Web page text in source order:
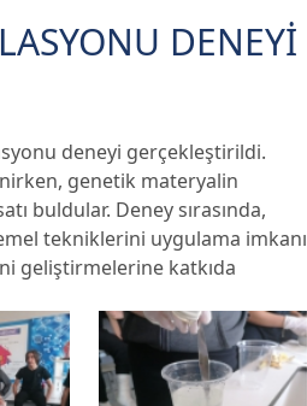
DENEYİ
deneyi gerçekleştirildi.
genetik materyalin
buldular. Deney sırasında,
tekniklerini uygulama imkanı
geliştirmelerine katkıda